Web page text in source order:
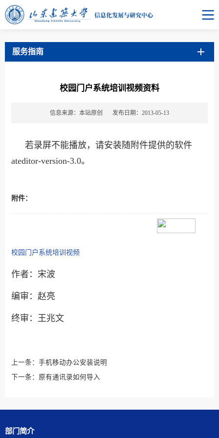
服务指南
校园门户系统培训视频资料
信息来源：本站原创 发布日期：2013-05-13
若录屏不能播放，请安装随附件提供的软件
ateditor-version-3.0。
附件：
校园门户系统培训视频
作者：宋波
编审：赵亮
终审：王兆文
上一条： 手机移动办公安装说明
下一条： 原有通讯录如何导入
部门简介